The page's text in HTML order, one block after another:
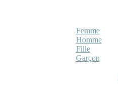
Femme
Homme
Fille
Garçon